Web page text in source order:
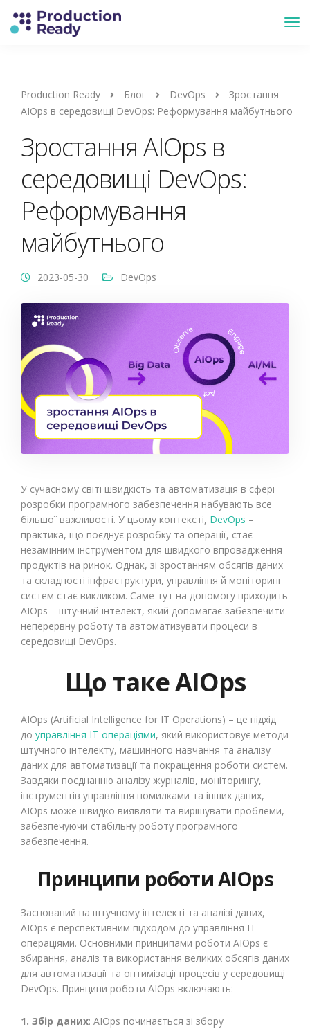
Production Ready Блог DevOps
Зростання
AIOps в середовищі DevOps: Реформування майбутнього
Зростання AIOps в
середовищі DevOps:
Реформування
майбутнього
2023-05-30 DevOps
У сучасному світі швидкість та автоматизація в сфері
розробки програмного забезпечення набувають все
більшої важливості. У цьому контексті, DevOps –
практика, що поєднує розробку та операції, стає
незамінним інструментом для швидкого впровадження
продуктів на ринок. Однак, зі зростанням обсягів даних
та складності інфраструктури, управління й моніторинг
систем стає викликом. Саме тут на допомогу приходить
AIOps – штучний інтелект, який допомагає забезпечити
неперервну роботу та автоматизувати процеси в
середовищі DevOps.
Що таке AIOps
AIOps (Artificial Intelligence for IT Operations) – це підхід
до управління ІТ-операціями, який використовує методи
штучного інтелекту, машинного навчання та аналізу
даних для автоматизації та покращення роботи систем.
Завдяки поєднанню аналізу журналів, моніторингу,
інструментів управління помилками та інших даних,
AIOps може швидко виявляти та вирішувати проблеми,
забезпечуючи стабільну роботу програмного
забезпечення.
Принципи роботи AIOps
Заснований на штучному інтелекті та аналізі даних,
AIOps є перспективним підходом до управління ІТ-
операціями. Основними принципами роботи AIOps є
збирання, аналіз та використання великих обсягів даних
для автоматизації та оптимізації процесів у середовищі
DevOps. Принципи роботи AIOps включають:
1. Збір даних: AIOps починається зі збору